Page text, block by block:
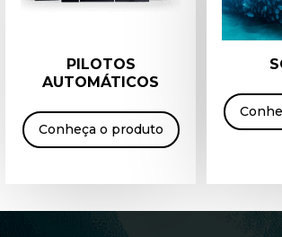
PILOTOS
AUTOMÁTICOS
Conheça o produto